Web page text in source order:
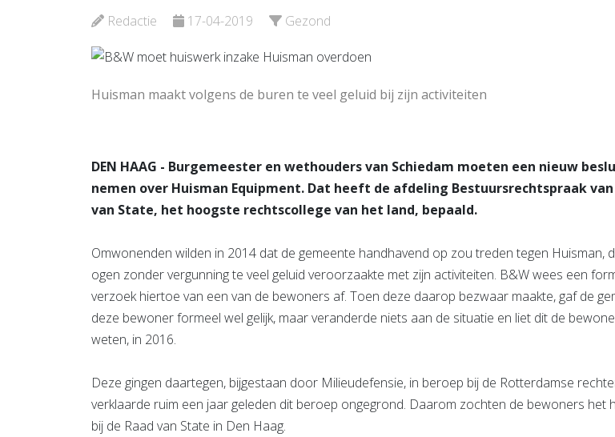
Redactie 17-04-2019 Gezond
Huisman maakt volgens de buren te veel geluid bij zijn activiteiten
DEN HAAG - Burgemeester en wethouders van Schiedam moeten een nieuw
nemen over Huisman Equipment. Dat heeft de afdeling Bestuursrechtspraak van
van State, het hoogste rechtscollege van het land, bepaald.
Omwonenden wilden in 2014 dat de gemeente handhavend op zou treden tegen Huisman,
ogen zonder vergunning te veel geluid veroorzaakte met zijn activiteiten. B&W wees een
verzoek hiertoe van een van de bewoners af. Toen deze daarop bezwaar maakte, gaf de
deze bewoner formeel wel gelijk, maar veranderde niets aan de situatie en liet dit de
weten, in 2016.
Deze gingen daartegen, bijgestaan door Milieudefensie, in beroep bij de Rotterdamse
verklaarde ruim een jaar geleden dit beroep ongegrond. Daarom zochten de bewoners het
bij de Raad van State in Den Haag.
Bekijk de pagina
Bekijk de pagina